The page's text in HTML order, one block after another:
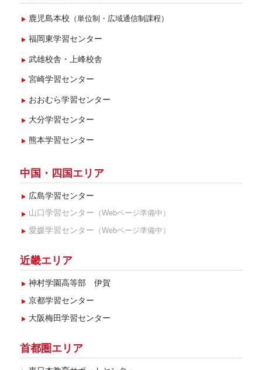
鹿児島本校 （単位制・広域通信制課程）
福岡東学習センター
武雄校舎・上峰校舎
宮崎学習センター
おおむら学習センター
大分学習センター
熊本学習センター
中国・四国エリア
広島学習センター
山口学習センター （Webページ準備中）
愛媛学習センター （Webページ準備中）
近畿エリア
神村学園高等部 伊賀
京都学習センター
大阪梅田学習センター
首都圏エリア